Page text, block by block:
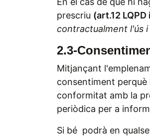
prescriu (art.12
contractualment l'ús
2.3-
Mitjançant
consentiment
conformitat amb la
periòdica per a
Si bé podrà en